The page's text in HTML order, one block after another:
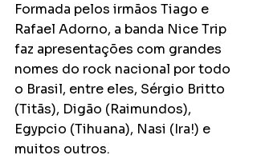
Formada pelos irmãos Tiago e
Rafael Adorno, a banda Nice Trip
faz apresentações com grandes
nomes do rock nacional por todo
o Brasil, entre eles, Sérgio Britto
(Titãs), Digão (Raimundos),
Egypcio (Tihuana), Nasi (Ira!) e
muitos outros.